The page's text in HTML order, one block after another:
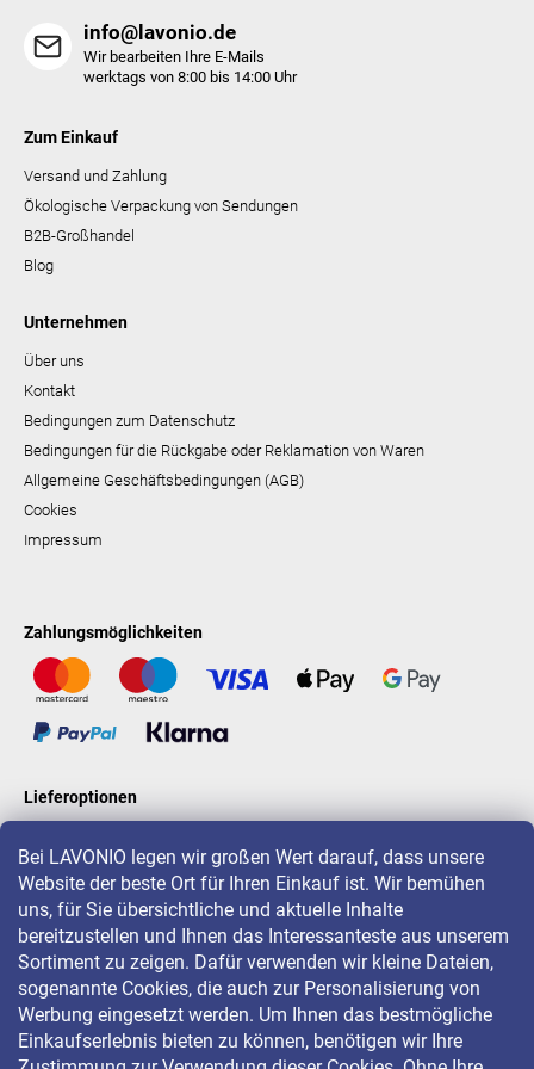
Bei LAVONIO legen wir großen Wert darauf, dass unsere
Website der beste Ort für Ihren Einkauf ist. Wir bemühen
uns, für Sie übersichtliche und aktuelle Inhalte
bereitzustellen und Ihnen das Interessanteste aus unserem
Sortiment zu zeigen. Dafür verwenden wir kleine Dateien,
sogenannte Cookies, die auch zur Personalisierung von
Werbung eingesetzt werden. Um Ihnen das bestmögliche
Einkaufserlebnis bieten zu können, benötigen wir Ihre
info@lavonio.de
Wir bearbeiten Ihre E-Mails
werktags von 8:00 bis 14:00 Uhr
Zum Einkauf
Versand und Zahlung
Ökologische Verpackung von Sendungen
B2B-Großhandel
Blog
Unternehmen
Über uns
Kontakt
Bedingungen zum Datenschutz
Bedingungen für die Rückgabe oder Reklamation von Waren
Allgemeine Geschäftsbedingungen (AGB)
Cookies
Impressum
Zahlungsmöglichkeiten
Lieferoptionen
LAVONIO in der Welt
Für Aktionen, Gewinnspiele und Rabatte folgen Sie uns auf: